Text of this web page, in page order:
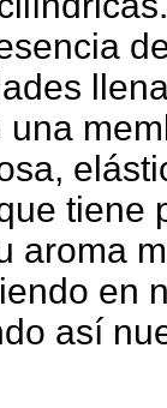
tiene
aroma
en
así